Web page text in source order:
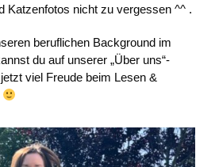
Katzenfotos nicht zu vergessen ^^ .
beruflichen Background im
du auf unserer „Über uns“-
viel Freude beim Lesen &